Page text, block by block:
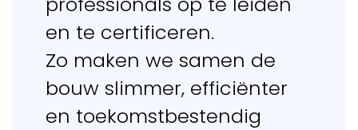
en te certificeren.
Zo maken we samen de
bouw slimmer, efficiënter
en toekomstbestendig